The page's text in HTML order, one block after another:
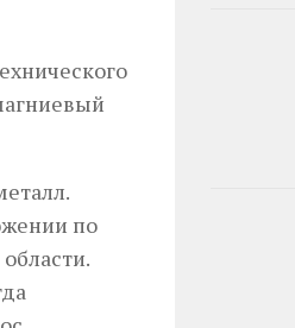
по